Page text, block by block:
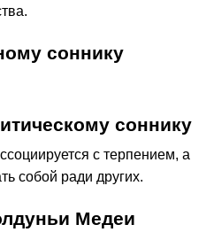
соннику
соннику
с терпением, а
собой ради других.
Медеи